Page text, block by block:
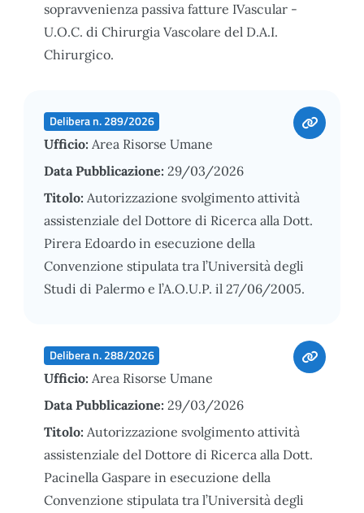
sopravvenienza passiva fatture IVascular -
U.O.C. di Chirurgia Vascolare del D.A.I.
Chirurgico.
Delibera n. 289/2026
Ufficio: Area Risorse Umane
Data Pubblicazione: 29/03/2026
Titolo: Autorizzazione svolgimento attività
assistenziale del Dottore di Ricerca alla Dott.
Pirera Edoardo in esecuzione della
Convenzione stipulata tra l’Università degli
Studi di Palermo e l’A.O.U.P. il 27/06/2005.
Delibera n. 288/2026
Ufficio: Area Risorse Umane
Data Pubblicazione: 29/03/2026
Titolo: Autorizzazione svolgimento attività
assistenziale del Dottore di Ricerca alla Dott.
Pacinella Gaspare in esecuzione della
Convenzione stipulata tra l’Università degli